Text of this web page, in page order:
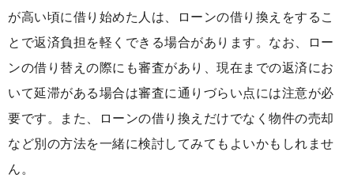
が高い頃に借り始めた人は、ローンの借り換えをするこ
とで返済負担を軽くできる場合があります。なお、ロー
ンの借り替えの際にも審査があり、現在までの返済にお
いて延滞がある場合は審査に通りづらい点には注意が必
要です。また、ローンの借り換えだけでなく物件の売却
など別の方法を一緒に検討してみてもよいかもしれませ
ん。